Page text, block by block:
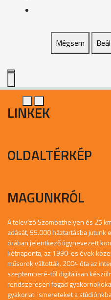
Mégsem
LINKEK
OLDALTÉRKÉP
MAGUNKRÓL
A televízó Szombathelyen és 25
adását, 55.000 háztartásba jutunk
órában jelentkező úgynevezett
kétnaponta, az 1990-es évek
műsorok váltották. 2004 óta az
szeptemberé-től digitálisan
rendszeresen fogad
gyakorlati ismereteket a